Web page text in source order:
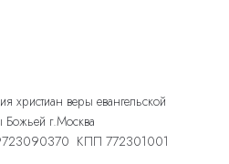
христиан веры евангельской
Божьей г.Москва
КПП 772301001